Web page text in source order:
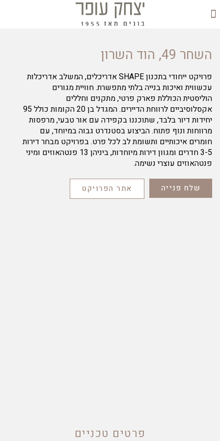
השחר 49, הוד השרון
פרויקט ייחודי בתכנון SHAPE אדריכלים, המשלב אדריכלות
עכשווית ואיכות בנייה בלתי מתפשרת. חוויית מגורים
הוליסטית הכוללת פארק פרטי, מתקנים וחללים
אקסלוסיביים לרווחת הדיירים. המגדל בן 20 הקומות כולל 95
יחידות דיור בלבד, שתוכננו בקפידה עם אור טבעי, מרפסות
מרווחות ונוף פתוח. הביצוע בסטנדרט גבוה במיוחד, עם
חומרים איכותיים ותשומת לב לכל פרט. בפרויקט מבחר דירות
3-5 חדרים ומגוון דירות מיוחדות, ביניהן 13 פנטהאוזים ומיני
פנטהאוזים עוצרי נשימה.
שלח פנייה אתר הפרויקט
פרטים טכניים